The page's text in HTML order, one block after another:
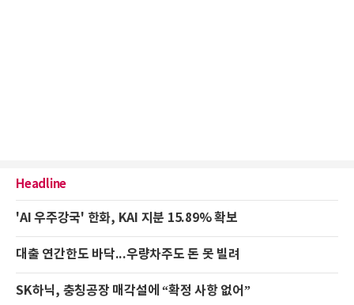
Headline
'AI 우주강국' 한화, KAI 지분 15.89% 확보
대출 연간한도 바닥...우량차주도 돈 못 빌려
SK하닉, 충칭공장 매각설에 “확정 사항 없어”